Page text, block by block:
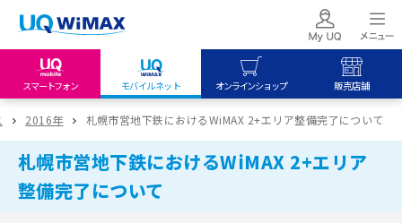
スマートフォン モバイルネット オンラインショップ 販売店舗
my UQ WiMAX
UQ WiMAX ご契約の方
My UQ mobile
UQ mobile ご契約の方
UQ mobile
オンラインショップ
UQ WiMAX
オンラインショップ
UQ mobile
販売店舗
UQ WiMAX
販売店舗
2016年 札幌市営地下鉄におけるWiMAX 2+エリア整備完了について
札幌市営地下鉄におけるWiMAX 2+エリア
整備完了について